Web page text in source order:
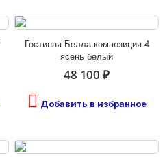
Гостиная Белла композиция 4
ясень белый
48 100 ₽
Добавить в избранное